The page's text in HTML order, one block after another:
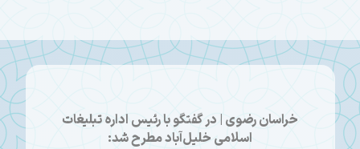
خراسان رضوی | در گفتگو با رئیس اداره تبلیغات
اسلامی خلیل‌آباد مطرح شد: